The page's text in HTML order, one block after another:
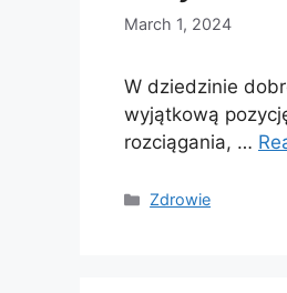
March 1, 2024
W dziedzinie
wyjątkową
rozciągania, …
Categories
Zdrowie